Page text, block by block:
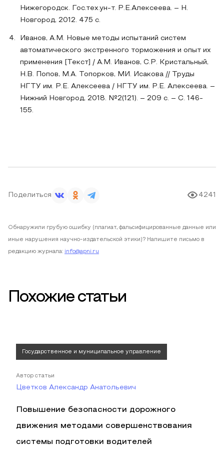
Нижегородск. Гос.тех.ун-т. Р.Е.Алексеева. – Н.
Новгород, 2012. 475 с.
Иванов, А.М. Новые методы испытаний систем
автоматического экстренного торможения и опыт их
применения [Текст] / А.М. Иванов, С.Р. Кристальный,
Н.В. Попов, М.А. Топорков, МИ. Исакова // Труды
НГТУ им. Р.Е. Алексеева / НГТУ им. Р.Е. Алексеева. –
Нижний Новгород, 2018. №2(121). – 209 с. – С. 146-
155.
Поделиться 4241
Обнаружили грубую ошибку (плагиат, фальсифицированные данные или
иные нарушения научно-издательской этики)? Напишите письмо в
редакцию журнала: info@apni.ru
Похожие статьи
Государственное и муниципальное управление
Автор статьи
Цветков Александр Анатольевич
Повышение безопасности дорожного
движения методами совершенствования
системы подготовки водителей